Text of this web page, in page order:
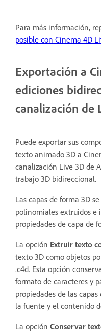
Para más información,
posible con Cinema 4D
Exportación a
ediciones
canalización de
Puede exportar sus
texto animado 3D a
canalización Live 3D de
trabajo 3D bidireccional.
Las capas de forma 3D
polinomiales extruidos
propiedades de capa de
La opción Extruir texto
texto 3D como objetos
.c4d. Esta opción
formato de caracteres y
propiedades de las
la fuente y el contenido
La opción Conservar